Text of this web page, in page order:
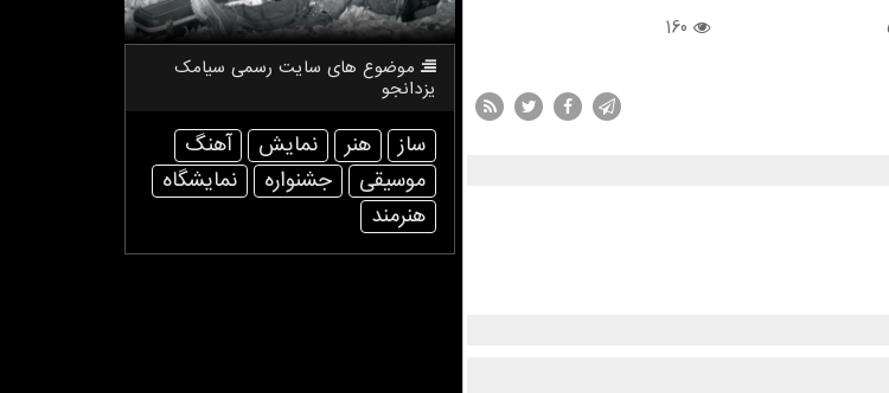
160
موضوع های سایت رسمی سیامك
یزدانجو
ساز هنر نمایش
آهنگ
موسیقی
جشنواره
نمایشگاه
هنرمند